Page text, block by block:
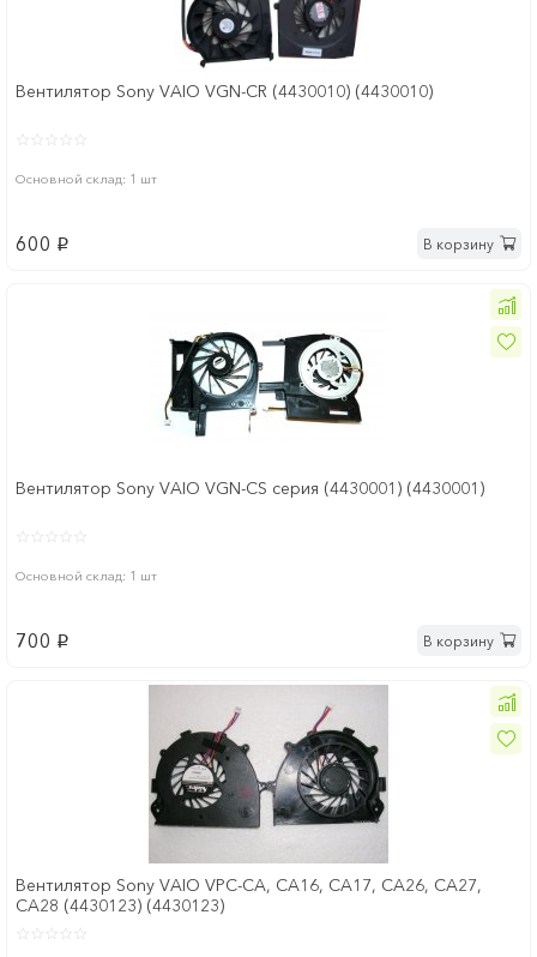
Вентилятор Sony VAIO VGN-СR (4430010) (4430010)
Основной склад: 1 шт
600 p В корзину
Вентилятор Sony VAIO VGN-СS серия (4430001) (4430001)
Основной склад: 1 шт
700 p В корзину
Вентилятор Sony VAIO VPC-CA, CA16, CA17, CA26, CA27,
CA28 (4430123) (4430123)